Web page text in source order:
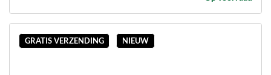
GRATIS VERZENDING NIEUW